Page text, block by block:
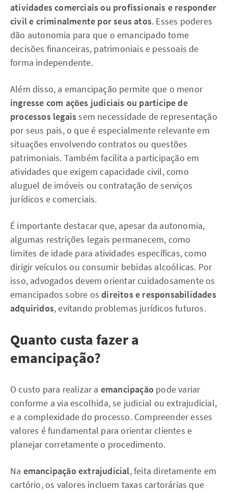
atividades comerciais ou profissionais e responder
civil e criminalmente por seus atos. Esses poderes
dão autonomia para que o emancipado tome
decisões financeiras, patrimoniais e pessoais de
forma independente.
Além disso, a emancipação permite que o menor
ingresse com ações judiciais ou participe de
processos legaissem necessidade de representação
por seus pais, o que é especialmente relevante em
situações envolvendo contratos ou questões
patrimoniais. Também facilita a participação em
atividades que exigem capacidade civil, como
aluguel de imóveis ou contratação de serviços
jurídicos e comerciais.
É importante destacar que, apesar da autonomia,
algumas restrições legais permanecem, como
limites de idade para atividades específicas, como
dirigir veículos ou consumir bebidas alcoólicas. Por
isso, advogados devem orientar cuidadosamente os
emancipados sobre osdireitos e responsabilidades
adquiridos, evitando problemas jurídicos futuros.
Quanto custa fazer a
emancipação?
O custo para realizar a emancipação pode variar
conforme a via escolhida, se judicial ou extrajudicial,
e a complexidade do processo. Compreender esses
valores é fundamental para orientar clientes e
planejar corretamente o procedimento.
Na emancipação extrajudicial, feita diretamente em
cartório, os valores incluem taxas cartorárias que